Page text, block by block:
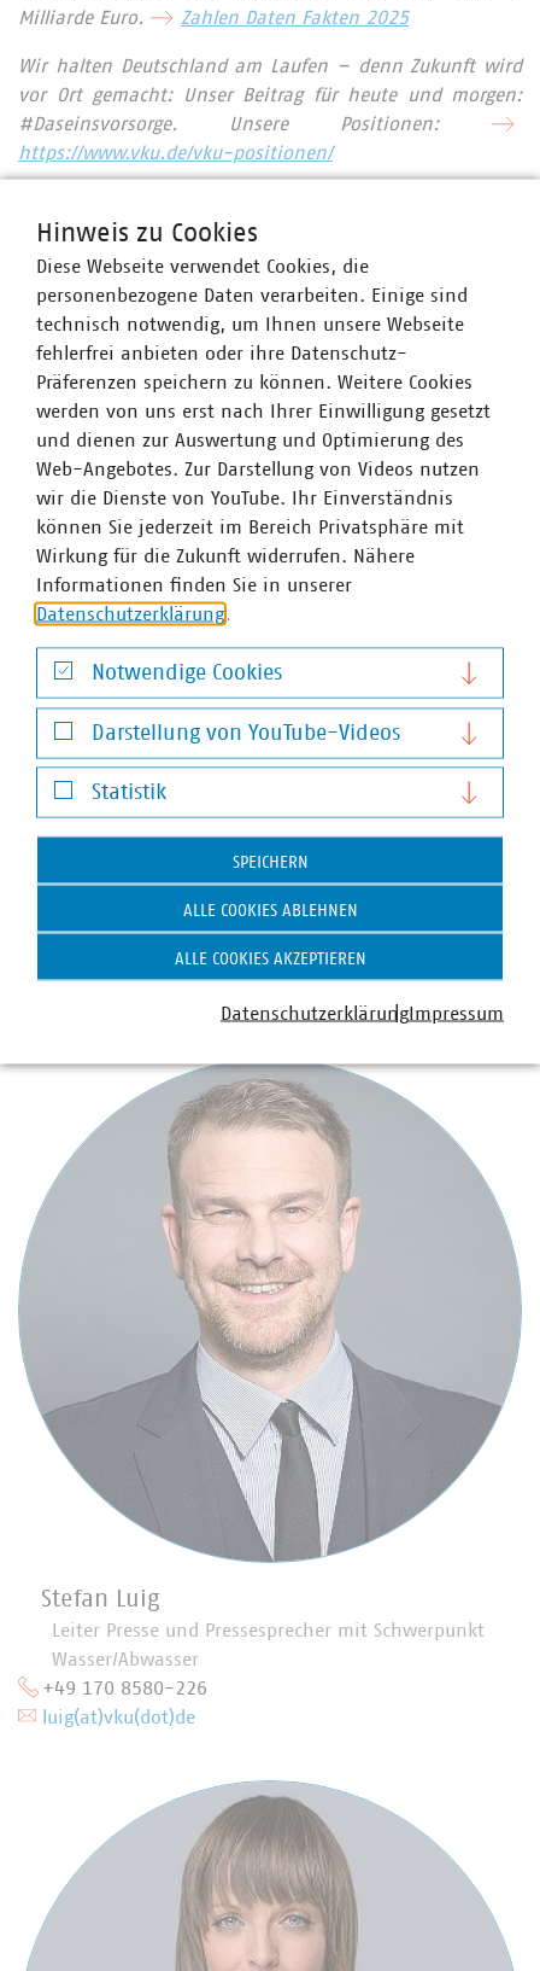
Milliarde Euro.
Zahlen Daten Fakten 2025
Wir halten Deutschland am Laufen – denn Zukunft wird
vor Ort gemacht: Unser Beitrag für heute und morgen:
#Daseinsvorsorge. Unsere Positionen:
https://www.vku.de/vku-positionen/
Ansprechpartner
Geschäftsführerin Abteilung Kommunikation und
+49 30 58580-221
+49 170 8580-221
Stefan Luig
Leiter Presse und Pressesprecher mit Schwerpunkt
Wasser/Abwasser
+49 170 8580-226
luig(at)vku(dot)de
Hinweis zu Cookies
Diese Webseite verwendet Cookies, die
personenbezogene Daten verarbeiten. Einige sind
technisch notwendig, um Ihnen unsere Webseite
fehlerfrei anbieten oder ihre Datenschutz-
Präferenzen speichern zu können. Weitere Cookies
werden von uns erst nach Ihrer Einwilligung gesetzt
und dienen zur Auswertung und Optimierung des
Web-Angebotes. Zur Darstellung von Videos nutzen
wir die Dienste von YouTube. Ihr Einverständnis
können Sie jederzeit im Bereich Privatsphäre mit
Wirkung für die Zukunft widerrufen. Nähere
Informationen finden Sie in unserer
Datenschutzerklärung.
Notwendige Cookies
Notwendige Cookies
Darstellung von YouTube-Videos
Darstellung von YouTube-Videos
Statistik
Statistik
SPEICHERN
ALLE COOKIES ABLEHNEN
ALLE COOKIES AKZEPTIEREN
DatenschutzerklärungImpressum